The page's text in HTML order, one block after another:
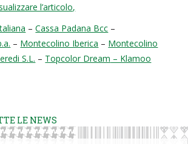
l’articolo,
–Cassa Padana Bcc –
– Montecolino Iberica – Montecolino
S.L. – Topcolor Dream – Klamoo
LE NEWS